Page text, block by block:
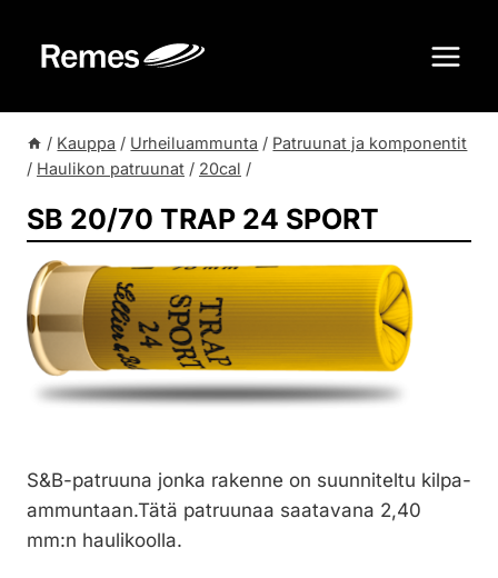
sisältöön
/ Kauppa / Urheiluammunta / Patruunat ja komponentit
/ Haulikon patruunat / 20cal /
SB 20/70 TRAP 24 SPORT
S&B-patruuna jonka rakenne on suunniteltu kilpa-
ammuntaan.Tätä patruunaa saatavana 2,40
mm:n haulikoolla.